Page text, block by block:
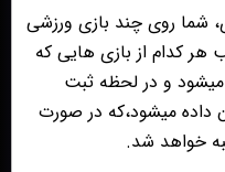
شما روی چند بازی ورزشی
هر کدام از بازی هایی که
و در لحظه ثبت
میشود،که در صورت
خواهد شد.